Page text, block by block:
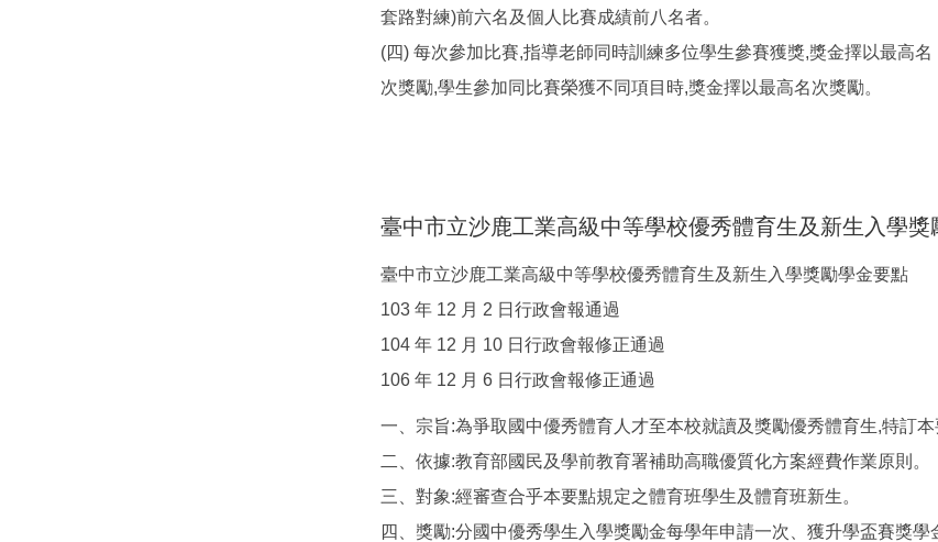
套路對練)前六名及個人比賽成績前八名者。
(四) 每次參加比賽,指導老師同時訓練多位學生參賽獲獎,獎金擇以最高名
次獎勵,學生參加同比賽榮獲不同項目時,獎金擇以最高名次獎勵。
臺中市立沙鹿工業高級中等學校優秀體育生及新生入學獎
臺中市立沙鹿工業高級中等學校優秀體育生及新生入學獎勵學金要點
103 年 12 月 2 日行政會報通過
104 年 12 月 10 日行政會報修正通過
106 年 12 月 6 日行政會報修正通過
一、宗旨:為爭取國中優秀體育人才至本校就讀及獎勵優秀體育生,特訂本
二、依據:教育部國民及學前教育署補助高職優質化方案經費作業原則。
三、對象:經審查合乎本要點規定之體育班學生及體育班新生。
四、獎勵:分國中優秀學生入學獎勵金每學年申請一次、獲升學盃賽獎學